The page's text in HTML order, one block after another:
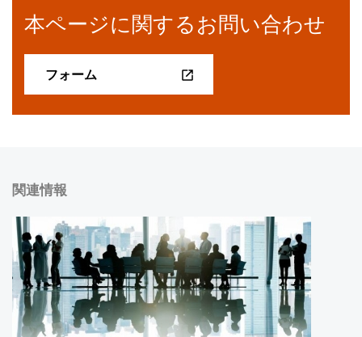
本ページに関するお問い合わせ
フォーム
関連情報